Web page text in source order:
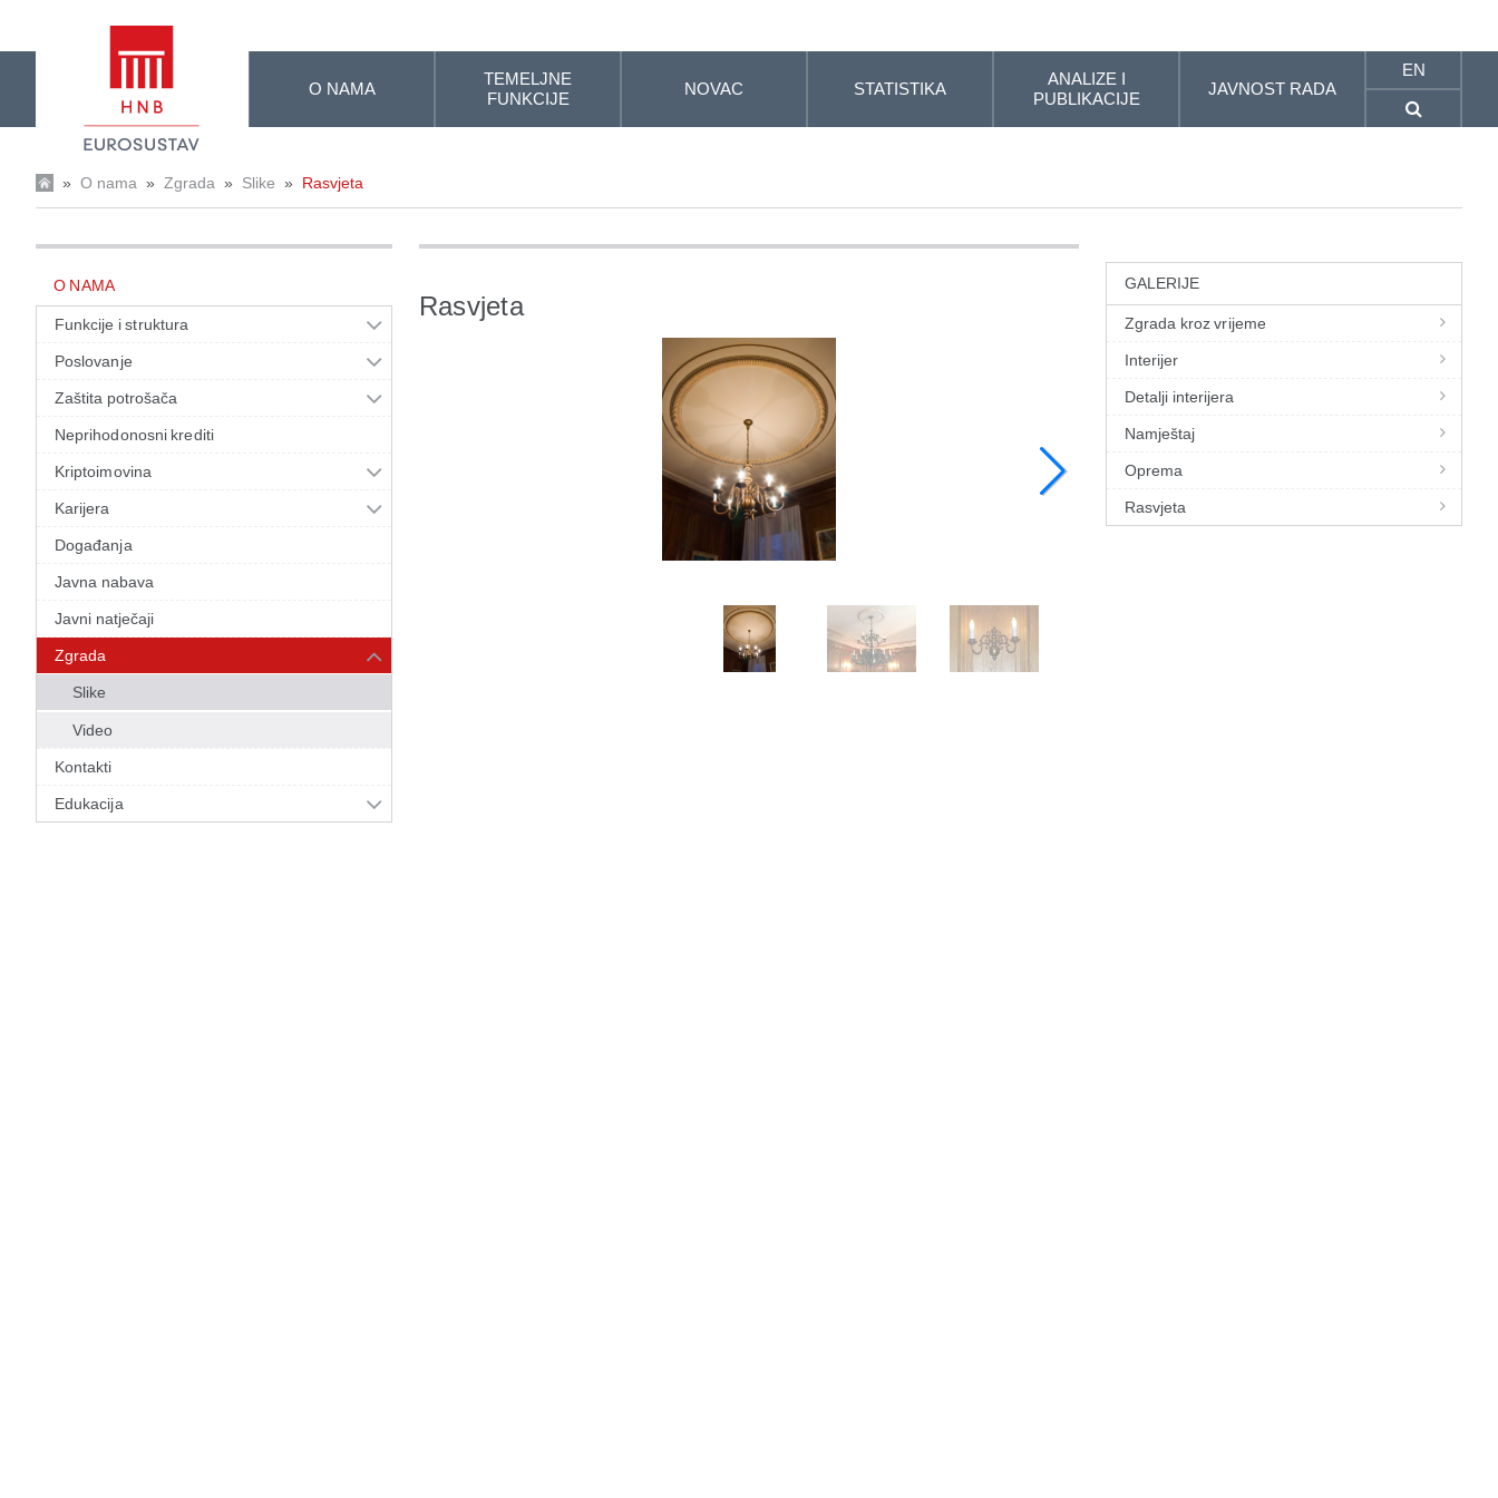
O NAMA
TEMELJNE
FUNKCIJE
NOVAC STATISTIKA
ANALIZE I
PUBLIKACIJE
JAVNOST RADA
EN
» O nama » Zgrada » Slike » Rasvjeta
O NAMA
Funkcije i struktura
Poslovanje
Zaštita potrošača
Neprihodonosni krediti
Kriptoimovina
Karijera
Događanja
Javna nabava
Javni natječaji
Zgrada
Slike
Video
Kontakti
Edukacija
Rasvjeta
GALERIJE
Zgrada kroz vrijeme
Interijer
Detalji interijera
Namještaj
Oprema
Rasvjeta